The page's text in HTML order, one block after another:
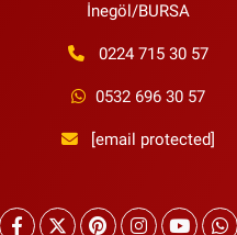
İnegöl/BURSA
0224 715 30 57
0532 696 30 57
[email protected]